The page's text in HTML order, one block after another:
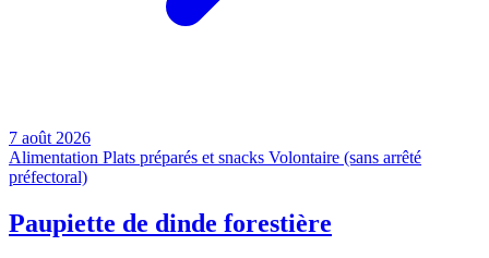
7 août 2026
Alimentation Plats préparés et snacks Volontaire (sans arrêté
préfectoral)
Paupiette de dinde forestière